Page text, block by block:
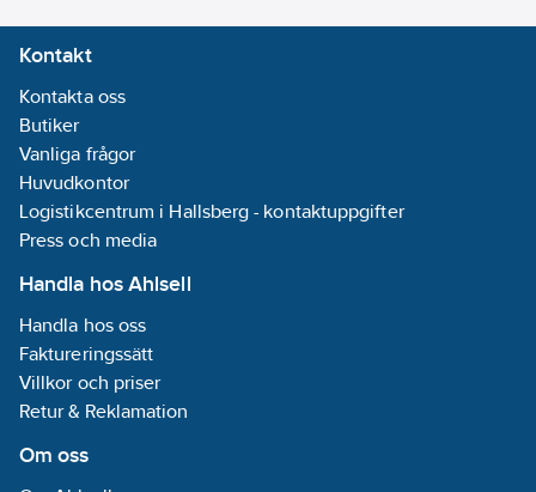
Kontakt
Kontakta oss
Butiker
Vanliga frågor
Huvudkontor
Logistikcentrum i Hallsberg - kontaktuppgifter
Press och media
Handla hos Ahlsell
Handla hos oss
Faktureringssätt
Villkor och priser
Retur & Reklamation
Om oss